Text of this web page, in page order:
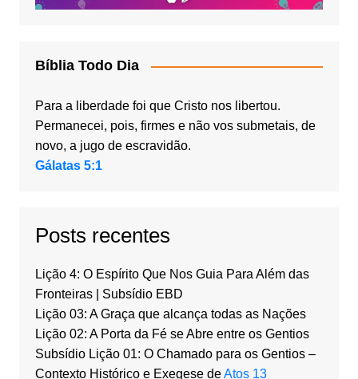
Bíblia Todo Dia
Para a liberdade foi que Cristo nos libertou.
Permanecei, pois, firmes e não vos submetais, de
novo, a jugo de escravidão.
Gálatas 5:1
Posts recentes
Lição 4: O Espírito Que Nos Guia Para Além das
Fronteiras | Subsídio EBD
Lição 03: A Graça que alcança todas as Nações
Lição 02: A Porta da Fé se Abre entre os Gentios
Subsídio Lição 01: O Chamado para os Gentios –
Contexto Histórico e Exegese deAtos 13